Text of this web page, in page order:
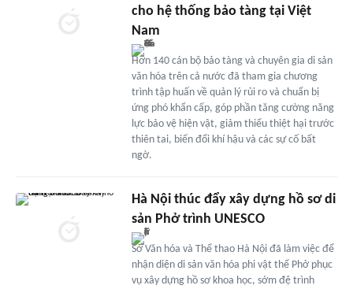
cho hệ thống bảo tàng tại Việt
Nam
Hơn 140 cán bộ bảo tàng và chuyên gia di sản
văn hóa trên cả nước đã tham gia chương
trình tập huấn về quản lý rủi ro và chuẩn bị
ứng phó khẩn cấp, góp phần tăng cường năng
lực bảo vệ hiện vật, giảm thiểu thiệt hại trước
thiên tai, biến đổi khí hậu và các sự cố bất
ngờ.
Hà Nội thúc đẩy xây dựng hồ sơ di
sản Phở trình UNESCO
Sở Văn hóa và Thể thao Hà Nội đã làm việc để
nhận diện di sản văn hóa phi vật thể Phở phục
vụ xây dựng hồ sơ khoa học, sớm đệ trình